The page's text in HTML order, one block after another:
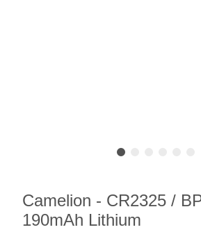
Camelion - CR2325 /
190mAh Lithium